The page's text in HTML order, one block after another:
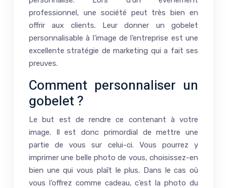
professionnel, une société peut très bien en
offrir aux clients. Leur donner un gobelet
personnalisable à l’image de l’entreprise est une
excellente stratégie de marketing qui a fait ses
preuves.
Comment personnaliser un
gobelet ?
Le but est de rendre ce contenant à votre
image. Il est donc primordial de mettre une
partie de vous sur celui-ci. Vous pourrez y
imprimer une belle photo de vous, choisissez-en
bien une qui vous plaît le plus. Dans le cas où
vous l’offrez comme cadeau, c’est la photo du